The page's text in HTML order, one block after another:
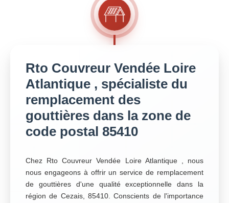
Rto Couvreur Vendée Loire
Atlantique , spécialiste du
remplacement des
gouttières dans la zone de
code postal 85410
Chez Rto Couvreur Vendée Loire Atlantique , nous
nous engageons à offrir un service de remplacement
de gouttières d'une qualité exceptionnelle dans la
région de Cezais, 85410. Conscients de l'importance